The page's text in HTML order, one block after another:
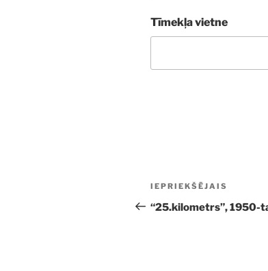
Tīmekļa vietne
Ziņu
izvēlne
Iepriekšējā
ziņa:
IEPRIEKŠĒJAIS
“25.kilometrs”, 1950-